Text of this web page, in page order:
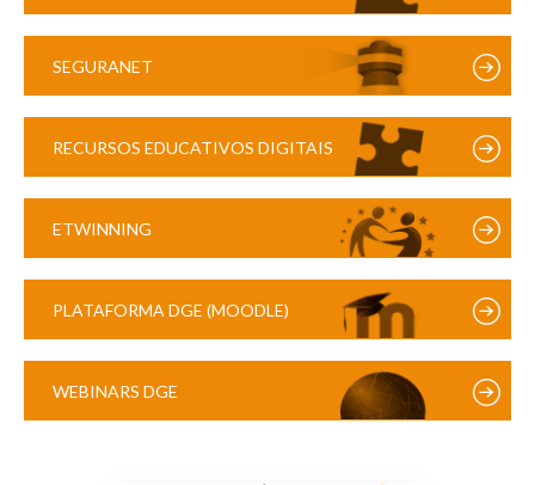
SEGURANET
RECURSOS EDUCATIVOS DIGITAIS
ETWINNING
PLATAFORMA DGE (MOODLE)
WEBINARS DGE